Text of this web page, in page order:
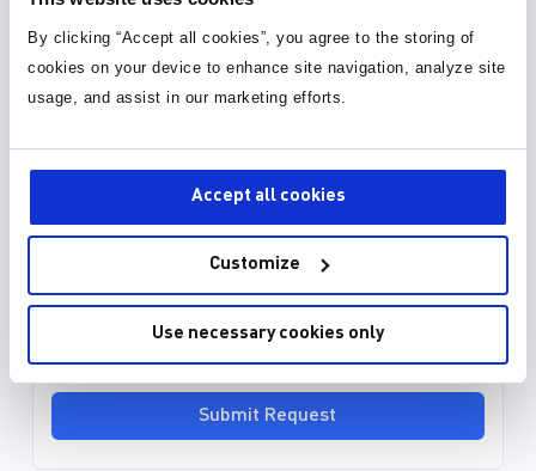
By clicking “Accept all cookies”, you agree to the storing of
cookies on your device to enhance site navigation, analyze site
usage, and assist in our marketing efforts.
Accept all cookies
Customize
Use necessary cookies only
器、电荷泵、LCD电
大器、电机驱动器和
元件库 (36)
封装库 (34)
3D 模型 (15)
EDA model is not yet available for this part.
Please enter your email address and we will notify
you when it is released.
Submit Request